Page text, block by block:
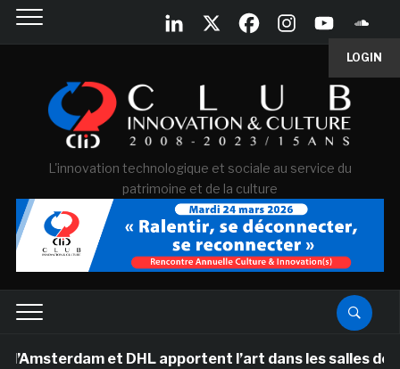
LOGIN
L'innovation technologique et sociale au service du
patrimoine et de la culture
et DHL apportent l’art dans les salles de classe